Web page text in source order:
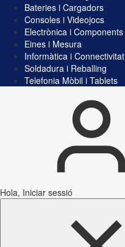
Bateries i Cargadors
Consoles i Videojocs
Electrònica i Components
Eines i Mesura
Informàtica i Connectivitat
Soldadura i Reballing
Telefonia Mòbil i Tablets
Hola, Iniciar sessió